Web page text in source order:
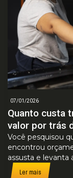
07/01/2026
Quanto custa
valor por trás
Você pesquisou
encontrou
assusta e levanta
Ler mais